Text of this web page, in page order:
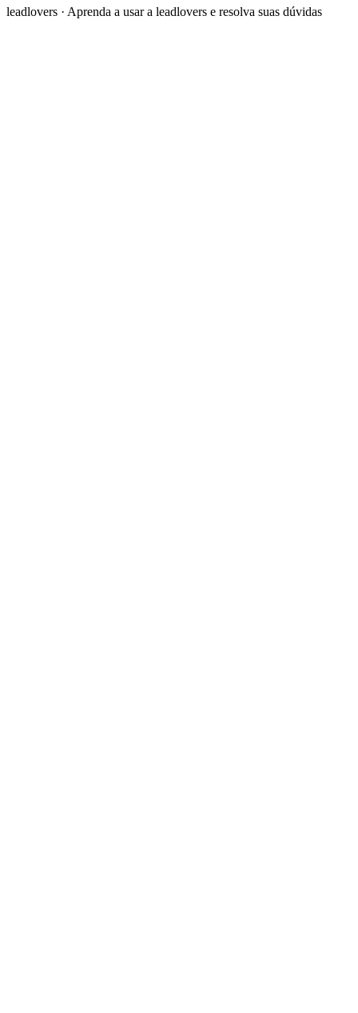
leadlovers · Aprenda a usar a leadlovers e resolva suas dúvidas